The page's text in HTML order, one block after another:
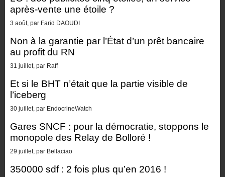
après-vente une étoile ?
3 août, par Farid DAOUDI
Non à la garantie par l’État d’un prêt bancaire
au profit du RN
31 juillet, par Raff
Et si le BHT n’était que la partie visible de
l’iceberg
30 juillet, par EndocrineWatch
Gares SNCF : pour la démocratie, stoppons le
monopole des Relay de Bolloré !
29 juillet, par Bellaciao
350000 sdf : 2 fois plus qu’en 2016 !